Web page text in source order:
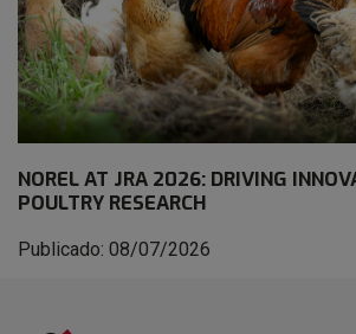
NOREL AT JRA 2026: DRIVING
POULTRY RESEARCH
Publicado: 08/07/2026